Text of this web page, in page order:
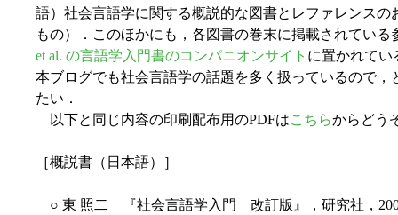
語）社会言語学に関する概説的な図書とレファレンス
もの）．このほかにも，各図書の巻末に掲載されてい
et al. の言語学入門書のコンパニオンサイト に置かれてい
本ブログでも社会言語学の話題を多く扱っているので，
たい．
以下と同じ内容の印刷配布用のPDFはこちらからどう
［概説書（日本語）］
○ 東 照二 『社会言語学入門 改訂版』，研究社，